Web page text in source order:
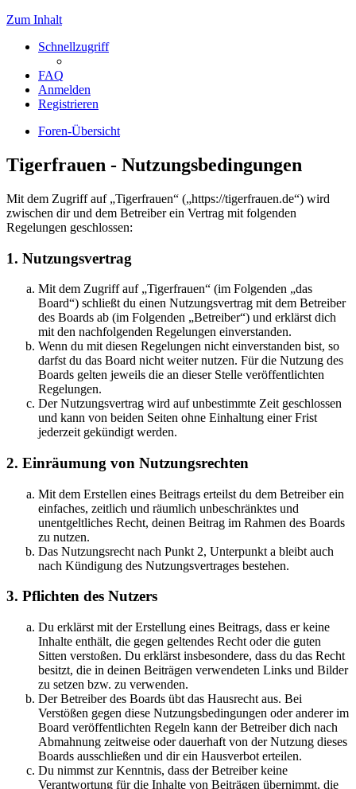
Zum Inhalt
Schnellzugriff
FAQ
Anmelden
Registrieren
Foren-Übersicht
Tigerfrauen - Nutzungsbedingungen
Mit dem Zugriff auf „Tigerfrauen“ („https://tigerfrauen.de“) wird
zwischen dir und dem Betreiber ein Vertrag mit folgenden
Regelungen geschlossen:
1. Nutzungsvertrag
Mit dem Zugriff auf „Tigerfrauen“ (im Folgenden „das
Board“) schließt du einen Nutzungsvertrag mit dem Betreiber
des Boards ab (im Folgenden „Betreiber“) und erklärst dich
mit den nachfolgenden Regelungen einverstanden.
Wenn du mit diesen Regelungen nicht einverstanden bist, so
darfst du das Board nicht weiter nutzen. Für die Nutzung des
Boards gelten jeweils die an dieser Stelle veröffentlichten
Regelungen.
Der Nutzungsvertrag wird auf unbestimmte Zeit geschlossen
und kann von beiden Seiten ohne Einhaltung einer Frist
jederzeit gekündigt werden.
2. Einräumung von Nutzungsrechten
Mit dem Erstellen eines Beitrags erteilst du dem Betreiber ein
einfaches, zeitlich und räumlich unbeschränktes und
unentgeltliches Recht, deinen Beitrag im Rahmen des Boards
zu nutzen.
Das Nutzungsrecht nach Punkt 2, Unterpunkt a bleibt auch
nach Kündigung des Nutzungsvertrages bestehen.
3. Pflichten des Nutzers
Du erklärst mit der Erstellung eines Beitrags, dass er keine
Inhalte enthält, die gegen geltendes Recht oder die guten
Sitten verstoßen. Du erklärst insbesondere, dass du das Recht
besitzt, die in deinen Beiträgen verwendeten Links und Bilder
zu setzen bzw. zu verwenden.
Der Betreiber des Boards übt das Hausrecht aus. Bei
Verstößen gegen diese Nutzungsbedingungen oder anderer im
Board veröffentlichten Regeln kann der Betreiber dich nach
Abmahnung zeitweise oder dauerhaft von der Nutzung dieses
Boards ausschließen und dir ein Hausverbot erteilen.
Du nimmst zur Kenntnis, dass der Betreiber keine
Verantwortung für die Inhalte von Beiträgen übernimmt, die